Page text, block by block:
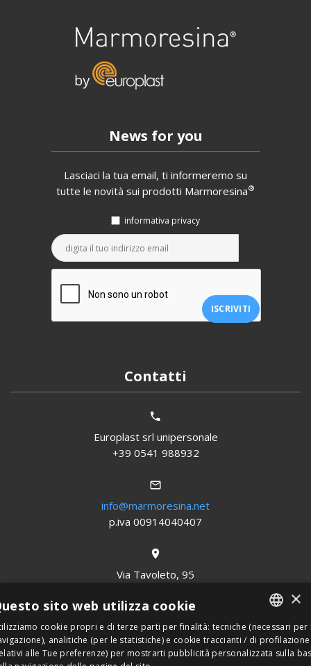
News for you
Lasciaci la tua email, ti informeremo su
tutte le novità sui prodotti Marmoresina®
informativa privacy
Contatti
Europlast srl unipersonale
+39 0541 988932
info@marmoresina.net
p.iva 00914040407
Via Tavoleto, 95
da Lunedì al Venerdì
dalle 8:30 alle 12:30
ITALIAN
ENGLISH
×
sito web utilizza cookie
cookie propri e di terze parti per finalità: tecniche (necessari per
analitiche (per le statistiche) e cookie traccianti / di profilazione
alle Tue preferenze) per mostrarti pubblicità personalizzata sulla